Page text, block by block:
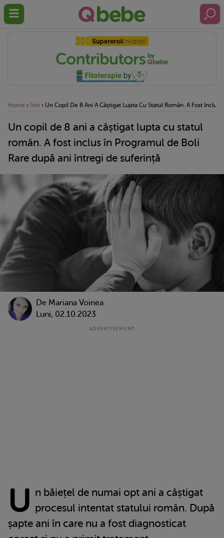
Home › Stiri › Un Copil De 8 Ani A Câștigat Lupta Cu Statul Român. A Fost
Un copil de 8 ani a câștigat lupta cu statul
român. A fost inclus în Programul de Boli
Rare după ani întregi de suferință
De Mariana Voinea
Luni, 02.10.2023
U n băiețel de numai opt ani a câștigat
procesul intentat statului român. După
șapte ani în care nu a fost diagnosticat